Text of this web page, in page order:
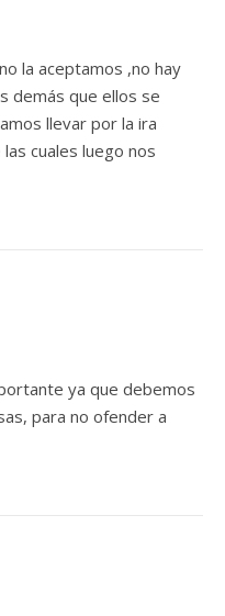
la aceptamos ,no hay
demás que ellos se
llevar por la ira
cuales luego nos
ya que debemos
para no ofender a